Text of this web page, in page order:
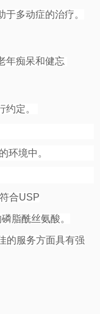
多动症的治疗。
年痴呆和健忘
约定。
环境中。
合USP
脂酰丝氨酸。
的服务方面具有强